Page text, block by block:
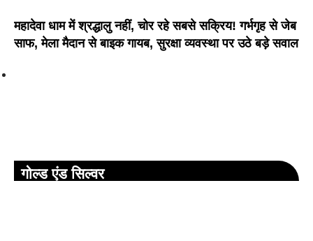
महादेवा धाम में श्रद्धालु नहीं, चोर रहे सबसे सक्रिय! गर्भगृह से जेब
साफ, मेला मैदान से बाइक गायब, सुरक्षा व्यवस्था पर उठे बड़े सवाल
गोल्ड एंड सिल्वर